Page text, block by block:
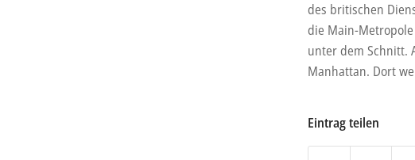
des britischen
die Main-
unter dem Schnitt.
Manhattan. Dort
Eintrag teilen